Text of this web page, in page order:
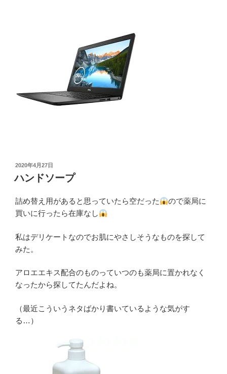
投
稿
日:
2020年4月27日
ハンドソープ
詰め替え用があると思っていたら空だった
ので薬局に
買いに行ったら在庫なし
私はデリケートなのでお肌にやさしそうなものを探して
みた。
アロエエキス配合のものっていつのも薬局に置かれなく
なったから探してたんだよね。
（最近こういうネタばかり書いているような気がす
る…）